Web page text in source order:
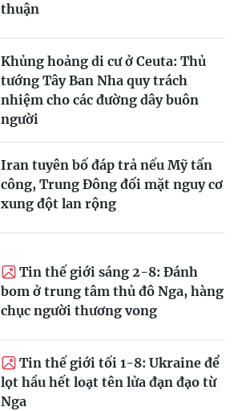
thuận
Khủng hoảng di cư ở Ceuta: Thủ
tướng Tây Ban Nha quy trách
nhiệm cho các đường dây buôn
người
Iran tuyên bố đáp trả nếu Mỹ tấn
công, Trung Đông đối mặt nguy cơ
xung đột lan rộng
Tin thế giới sáng 2-8: Đánh
bom ở trung tâm thủ đô Nga, hàng
chục người thương vong
Tin thế giới tối 1-8: Ukraine để
lọt hầu hết loạt tên lửa đạn đạo từ
Nga